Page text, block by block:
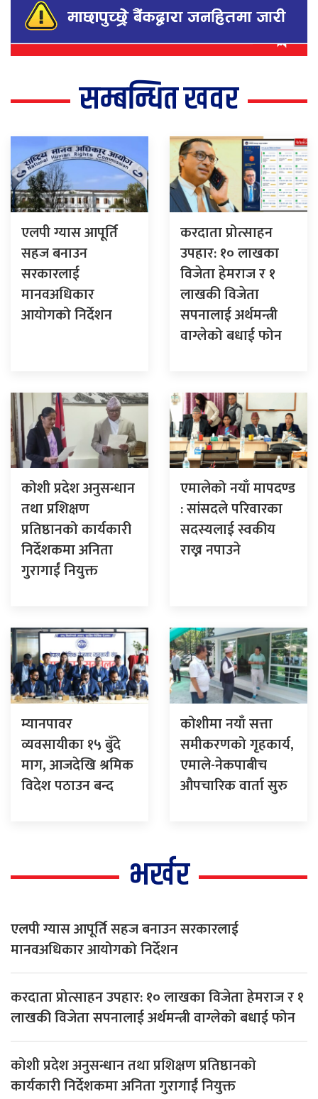
सम्बन्धित खवर
एलपी ग्यास आपूर्ति
सहज बनाउन
सरकारलाई
मानवअधिकार
आयोगको निर्देशन
करदाता प्रोत्साहन
उपहार: १० लाखका
विजेता हेमराज र १
लाखकी विजेता
सपनालाई अर्थमन्त्री
वाग्लेको बधाई फोन
कोशी प्रदेश अनुसन्धान
तथा प्रशिक्षण
प्रतिष्ठानको कार्यकारी
निर्देशकमा अनिता
गुरागाईं नियुक्त
एमालेको नयाँ मापदण्ड
: सांसदले परिवारका
सदस्यलाई स्वकीय
राख्न नपाउने
म्यानपावर
व्यवसायीका १५ बुँदे
माग, आजदेखि श्रमिक
विदेश पठाउन बन्द
कोशीमा नयाँ सत्ता
समीकरणको गृहकार्य,
एमाले-नेकपाबीच
औपचारिक वार्ता सुरु
भर्खर
एलपी ग्यास आपूर्ति सहज बनाउन सरकारलाई
मानवअधिकार आयोगको निर्देशन
करदाता प्रोत्साहन उपहार: १० लाखका विजेता हेमराज र १
लाखकी विजेता सपनालाई अर्थमन्त्री वाग्लेको बधाई फोन
कोशी प्रदेश अनुसन्धान तथा प्रशिक्षण प्रतिष्ठानको
कार्यकारी निर्देशकमा अनिता गुरागाईं नियुक्त